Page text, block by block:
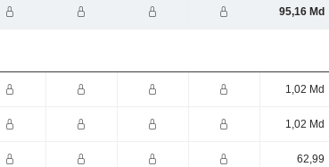
95,16 Md
1,02 Md
1,02 Md
62,99